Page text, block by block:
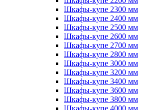
Шкафы-купе 2300 мм
Шкафы-купе 2400 мм
Шкафы-купе 2500 мм
Шкафы-купе 2600 мм
Шкафы-купе 2700 мм
Шкафы-купе 2800 мм
Шкафы-купе 3000 мм
Шкафы-купе 3200 мм
Шкафы-купе 3400 мм
Шкафы-купе 3600 мм
Шкафы-купе 3800 мм
Шкафы-купе 4000 мм